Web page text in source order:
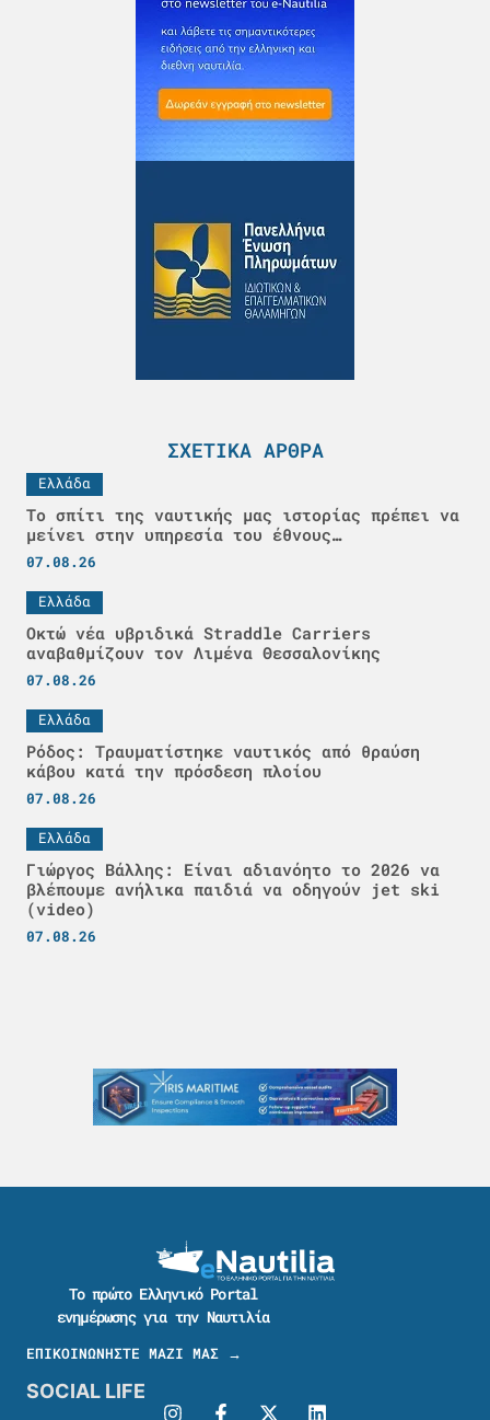
ΣΧΕΤΙΚΆ ΆΡΘΡΑ
Ελλάδα
Το σπίτι της ναυτικής μας ιστορίας πρέπει να
μείνει στην υπηρεσία του έθνους…
07.08.26
Ελλάδα
Οκτώ νέα υβριδικά Straddle Carriers
αναβαθμίζουν τον Λιμένα Θεσσαλονίκης
07.08.26
Ελλάδα
Ρόδος: Τραυματίστηκε ναυτικός από θραύση
κάβου κατά την πρόσδεση πλοίου
07.08.26
Ελλάδα
Γιώργος Βάλλης: Είναι αδιανόητο το 2026 να
βλέπουμε ανήλικα παιδιά να οδηγούν jet ski
(video)
07.08.26
Το πρώτο Ελληνικό Portal
ενημέρωσης για την Ναυτιλία
ΕΠΙΚΟΙΝΩΝΗΣΤΕ ΜΑΖΙ ΜΑΣ →
SOCIAL LIFE